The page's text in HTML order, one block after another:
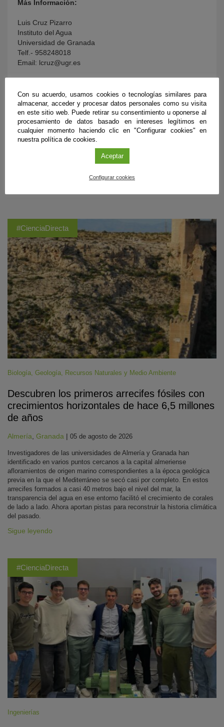
Más Información:
Luis Cruz Pizarro
Instituto del Agua
Universidad de Granada
Telf.- 958248018
Email: lcruz@ugr.es
#CienciaDirecta
Biología, Geología, Recursos Naturales y Medio Ambiente
Descubren los primeros arrecifes fósiles con
crecimientos horizontales de hace 6,5 millones
de años
Almería Granada | 05 de agosto de 2026
Investigadores de las universidades de Almería y Granada han
identificado en varios puntos cercanos a la capital almeriense
afloramientos de origen marino correspondientes a la época geológica
previa en la que el Mediterráneo se secó casi por completo. En estos
arrecifes formados a casi 40 metros bajo el nivel del mar, la
transparencia del agua en ese entorno facilitó el crecimiento de corales
de lado a lado. Ahora aportan pistas para reconstruir la historia climática
del pasado.
Sigue leyendo
#CienciaDirecta
Ingenierías
Con su acuerdo, usamos cookies o tecnologías similares para
almacenar, acceder y procesar datos personales como su visita
en este sitio web. Puede retirar su consentimiento u oponerse al
procesamiento de datos basado en intereses legítimos en
cualquier momento haciendo clic en "Configurar cookies" en
nuestra política de cookies.
Aceptar
Configurar cookies